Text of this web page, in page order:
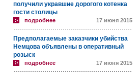
получили укравшие дорогого котенка
гости столицы
подробнее 17 июня 2015
Предполагаемые заказчики убийства
Немцова объявлены в оперативный
розыск
подробнее 17 июня 2015